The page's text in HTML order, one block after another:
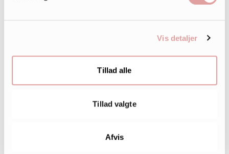
Vis detaljer
Tillad alle
Tillad valgte
Afvis
242.000